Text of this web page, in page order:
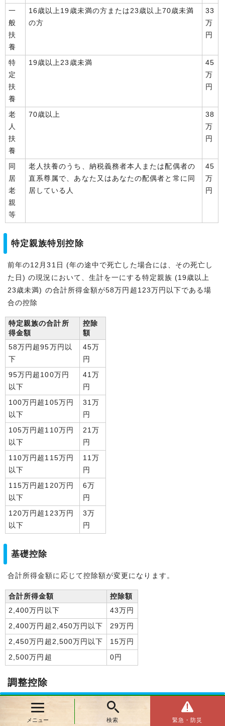
一
般
扶
養
16歳以上19歳未満の方または23歳以上70歳未満
の方
33
万
円
特
定
扶
養
19歳以上23歳未満
45
万
円
老
人
扶
養
70歳以上
38
万
円
同
居
老
親
等
老人扶養のうち、納税義務者本人または配偶者の
直系尊属で、あなた又はあなたの配偶者と常に同
居している人
45
万
円
特定親族特別控除
前年の12月31日 (年の途中で死亡した場合には、その死亡し
た日) の現況において、生計を一にする特定親族 (19歳以上
23歳未満) の合計所得金額が58万円超123万円以下である場
合の控除
特定親族の合計所
得金額
控除
額
58万円超95万円以
下
45万
円
95万円超100万円
以下
41万
円
100万円超105万円
以下
31万
円
105万円超110万円
以下
21万
円
110万円超115万円
以下
11万
円
115万円超120万円
以下
6万
円
120万円超123万円
以下
3万
円
基礎控除
合計所得金額に応じて控除額が変更になります。
合計所得金額
控除額
2,400万円以下
43万円
2,400万円超2,450万円以下 29万円
2,450万円超2,500万円以下 15万円
2,500万円超 0円
調整控除
合計所得金額が2,500万円を超える場合、調整控除の適用は
ありません。
メニュー 検索 緊急・防災